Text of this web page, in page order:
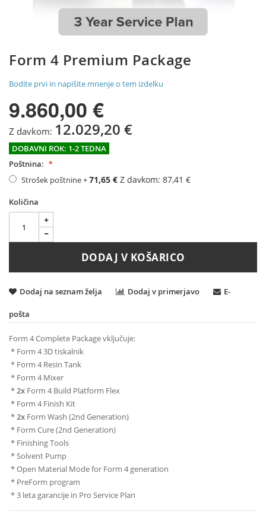
Form 4 Premium Package
Bodite prvi in napišite mnenje o tem izdelku
9.860,00 €
12.029,20 €
DOBAVNI ROK: 1-2 TEDNA
Poštnina:
Strošek poštnine+71,65 € 87,41 €
Količina
DODAJ V KOŠARICO
Dodaj na seznam želja Dodaj v primerjavo E-
pošta
Form 4 Complete Package vključuje:
* Form 4 3D tiskalnik
* Form 4 Resin Tank
* Form 4 Mixer
*2x Form 4 Build Platform Flex
* Form 4 Finish Kit
*2x Form Wash (2nd Generation)
* Form Cure (2nd Generation)
* Finishing Tools
* Solvent Pump
* Open Material Mode for Form 4 generation
* PreForm program
* 3 leta garancije in Pro Service Plan
Preskoči
na
galerije